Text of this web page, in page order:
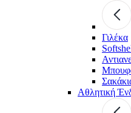
Γιλέκα
Αθλητική